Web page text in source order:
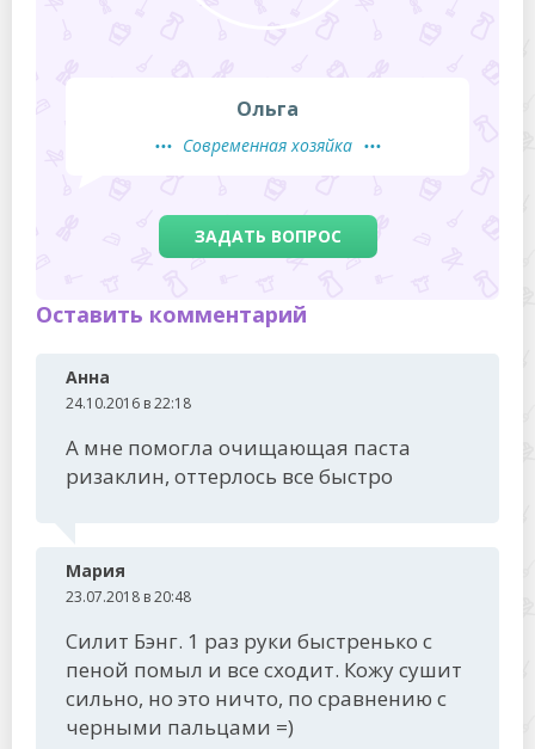
Ольга
Современная хозяйка
ЗАДАТЬ ВОПРОС
Оставить комментарий
Анна
24.10.2016 в 22:18
А мне помогла очищающая паста
ризаклин, оттерлось все быстро
Мария
23.07.2018 в 20:48
Силит Бэнг. 1 раз руки быстренько с
пеной помыл и все сходит. Кожу сушит
сильно, но это ничто, по сравнению с
черными пальцами =)